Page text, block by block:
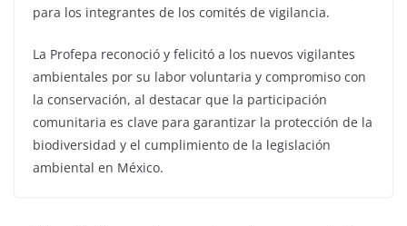
para los integrantes de los comités de vigilancia.
La Profepa reconoció y felicitó a los nuevos vigilantes
ambientales por su labor voluntaria y compromiso con
la conservación, al destacar que la participación
comunitaria es clave para garantizar la protección de la
biodiversidad y el cumplimiento de la legislación
ambiental en México.